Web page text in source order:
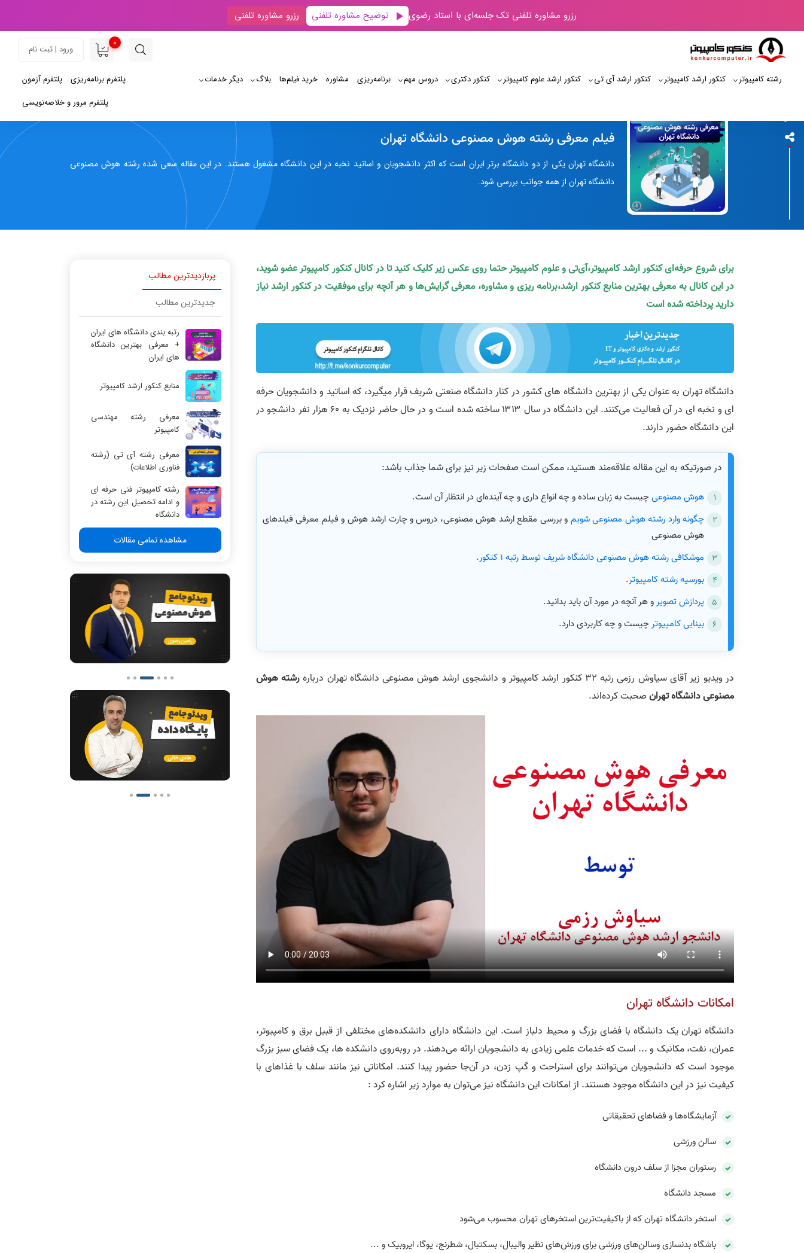
رزرو مشاوره تلفنی تک جلسه‌ای با استاد رضوی توضیح مشاوره تلفنی رزرو مشاوره تلفنی
0
ورود | ثبت نام
رشته کامپیوتر کنکور ارشد کامپیوتر کنکور ارشد آی‌ تی کنکور ارشد علوم کامپیوتر کنکور دکتری دروس مهم برنامه‌‌ریزی مشاوره خرید فیلم‌ها بلاگ دیگر خدمات پلتفرم آزمون
پلتفرم برنامه‌ریزی
پلتفرم مرور و خلاصه‌نویسی
فیلم معرفی رشته هوش مصنوعی دانشگاه تهران
دانشگاه تهران یکی از دو دانشگاه برتر ایران است که اکثر دانشجویان و اساتید نخبه در این دانشگاه مشغول هستند. در این مقاله سعی شده رشته هوش مصنوعی
دانشگاه تهران از همه جوانب بررسی شود.
برای شروع حرفه‌ای کنکور ارشد کامپیوتر،آی‌تی و علوم کامپیوتر حتما روی عکس زیر کلیک کنید تا در کانال کنکور کامپیوتر عضو شوید،
در این کانال به معرفی بهترین منابع کنکور ارشد،برنامه ریزی و مشاوره، معرفی گرایش‌ها و هر آنچه برای موفقیت در کنکور ارشد نیاز
دارید پرداخته شده است
دانشگاه تهران به عنوان یکی از بهترین دانشگاه های کشور در کنار دانشگاه صنعتی شریف قرار میگیرد، که اساتید و دانشجویان حرفه
ای و نخبه ای در آن فعالیت می‌کنند. این دانشگاه در سال ۱۳۱۳ ساخته شده است و در حال حاضر نزدیک به ۶۰ هزار نفر دانشجو در
این دانشگاه حضور دارند.
در صورتیکه به این مقاله علاقه‌مند هستید، ممکن است صفحات زیر نیز برای شما جذاب باشد:
هوش مصنوعیچیست به زبان ساده و چه انواع داری و چه آینده‌ای در انتظار آن است.
چگونه وارد رشته هوش مصنوعی شویم و بررسی مقطع ارشد هوش مصنوعی، دروس و چارت ارشد هوش و فیلم معرفی فیلدهای
هوش مصنوعی
موشکافی رشته هوش مصنوعی دانشگاه شریف توسط رتبه 1 کنکور
.
بورسیه رشته کامپیوتر.
پردازش تصویرو هر آنچه در مورد آن باید بدانید.
بینایی کامپیوترچیست و چه کاربردی دارد.
در ویدیو زیر آقای سیاوش رزمی رتبه 32 کنکور ارشد کامپیوتر و دانشجوی ارشد هوش مصنوعی دانشگاه تهران درباره
رشته هوش
مصنوعی دانشگاه تهرانصحبت کرده‌اند.
امکانات دانشگاه تهران
دانشگاه تهران یک دانشگاه‌ با فضای بزرگ و محیط دلباز است. این دانشگاه دارای دانشکده‌های مختلفی از قبیل برق و کامپیوتر،
عمران، نفت، مکانیک و ... است که خدمات علمی زیادی به دانشجویان ارائه می‌دهند. در روبه‌روی دانشکده ها، یک فضای سبز بزرگ
موجود است که دانشجویان می‌توانند برای استراحت و گپ زدن، در آن‌جا حضور پیدا کنند. امکاناتی نیز مانند سلف با غذاهای با
کیفیت نیز در این دانشگاه موجود هستند. از امکانات این دانشگاه نیز می‌توان به موارد زیر اشاره کرد :
آزمایشگاه‌ها و فضاهای تحقیقاتی
سالن ورزشی
رستوران مجزا از سلف درون دانشگاه
مسجد دانشگاه
استخر دانشگاه تهران که از باکیفیت‌ترین استخرهای تهران محسوب می‌شود
باشگاه بدنسازی وسالن‌های ورزشی برای ورزش‌های نظیر والیبال، بسکتبال، شطرنج، یوگا، ایروبیک و ...
پربازدیدترین مطالب
جدیدترین مطالب
رتبه بندی دانشگاه های ایران
+ معرفی بهترین دانشگاه
های ایران
منابع کنکور ارشد کامپیوتر
معرفی رشته مهندسی
کامپیوتر
معرفی رشته آی تی (رشته
فناوری اطلاعات)
رشته کامپیوتر فنی حرفه ای
و ادامه تحصیل این رشته در
دانشگاه
مشاهده تمامی مقالات